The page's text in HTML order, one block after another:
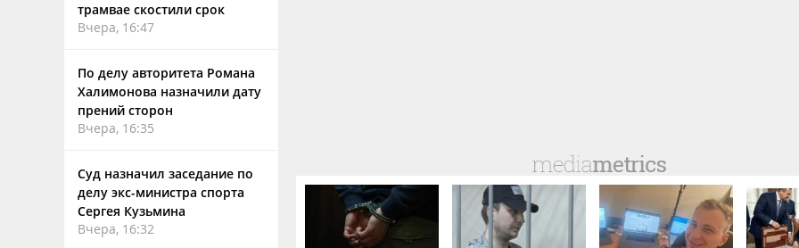
трамвае скостили срок
Вчера, 16:47
По делу авторитета Романа
Халимонова назначили дату
прений сторон
Вчера, 16:35
Суд назначил заседание по
делу экс-министра спорта
Сергея Кузьмина
Вчера, 16:32